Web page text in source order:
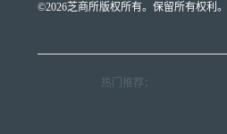
©2026芝商所版权所有。保留所有权利。
热门推荐：